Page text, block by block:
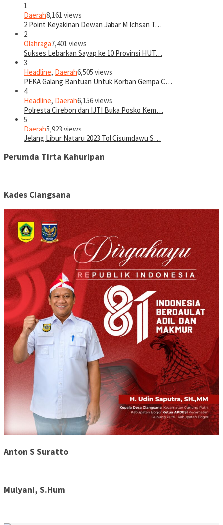
1
Daerah8,161 views
2 Point Keyakinan Dewan Jabar M Ichsan T…
2
Olahraga7,401 views
Sukses Lebarkan Sayap ke 10 Provinsi HUT…
3
Headline, Daerah6,505 views
PEKA Galang Bantuan Untuk Korban Gempa C…
4
Headline, Daerah6,156 views
Polresta Cirebon dan IJTI Buka Posko Kem…
5
Daerah5,923 views
Jelang Libur Nataru 2023 Tol Cisumdawu S…
Perumda Tirta Kahuripan
Kades Ciangsana
Anton S Suratto
Mulyani, S.Hum